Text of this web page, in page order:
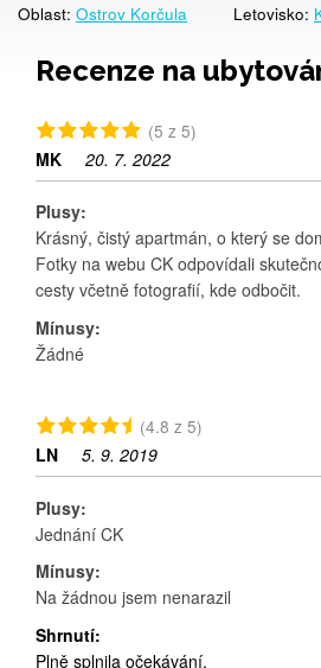
Oblast: Ostrov Korčula Letovisko:
Recenze na
(5 z 5)
MK
20. 7. 2022
Plusy:
Krásný, čistý apartmán, o který se
Fotky na webu CK odpovídali
cesty včetně fotografií, kde odbočit.
Mínusy:
Žádné
(4.8 z 5)
LN
5. 9. 2019
Plusy:
Jednání CK
Mínusy:
Na žádnou jsem nenarazil
Shrnutí:
Plně splnila očekávání.